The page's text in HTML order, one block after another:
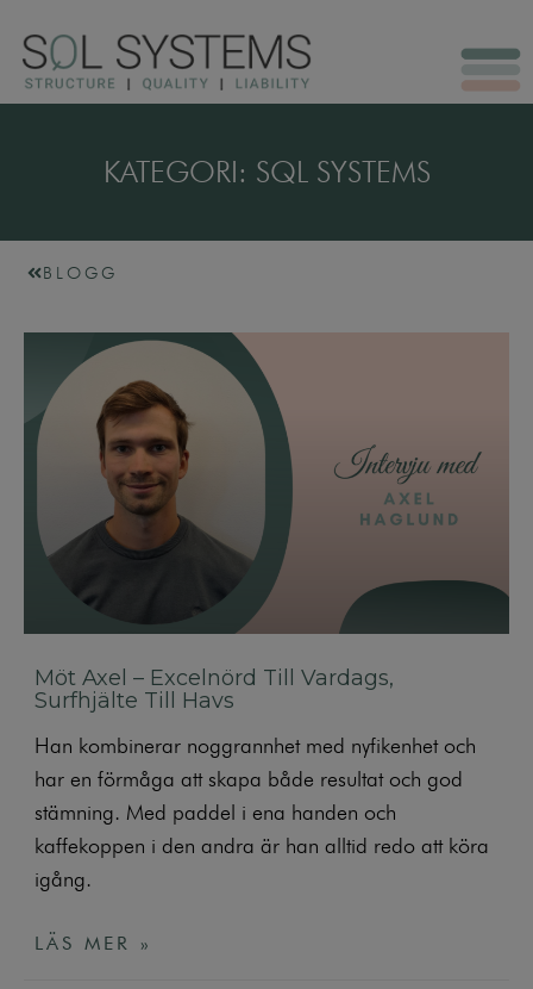
KATEGORI: SQL SYSTEMS
BLOGG
Möt Axel – Excelnörd Till Vardags,
Surfhjälte Till Havs
Han kombinerar noggrannhet med nyfikenhet och
har en förmåga att skapa både resultat och god
stämning. Med paddel i ena handen och
kaffekoppen i den andra är han alltid redo att köra
igång.
LÄS MER »